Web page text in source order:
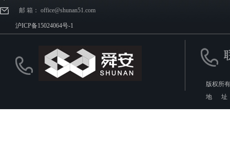
邮 箱： office@shunan51.com
沪ICP备15024064号-1
版权所
地 址